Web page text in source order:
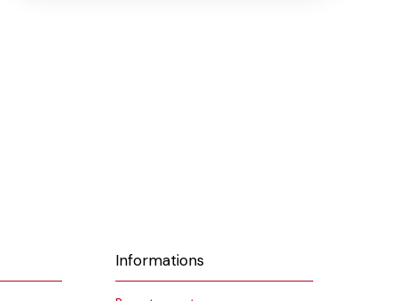
Informations